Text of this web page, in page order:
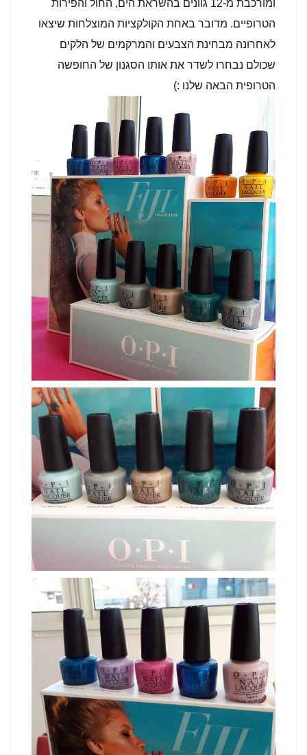
ומורכבת מ-12 גוונים בהשראת הים, החול והפירות
הטרופיים. מדובר באחת הקולקציות המוצלחות שיצאו
לאחרונה מבחינת הצבעים והמרקמים של הלקים
שכולם נבחרו לשדר את אותו הסגנון של החופשה
הטרופית הבאה שלנו :)